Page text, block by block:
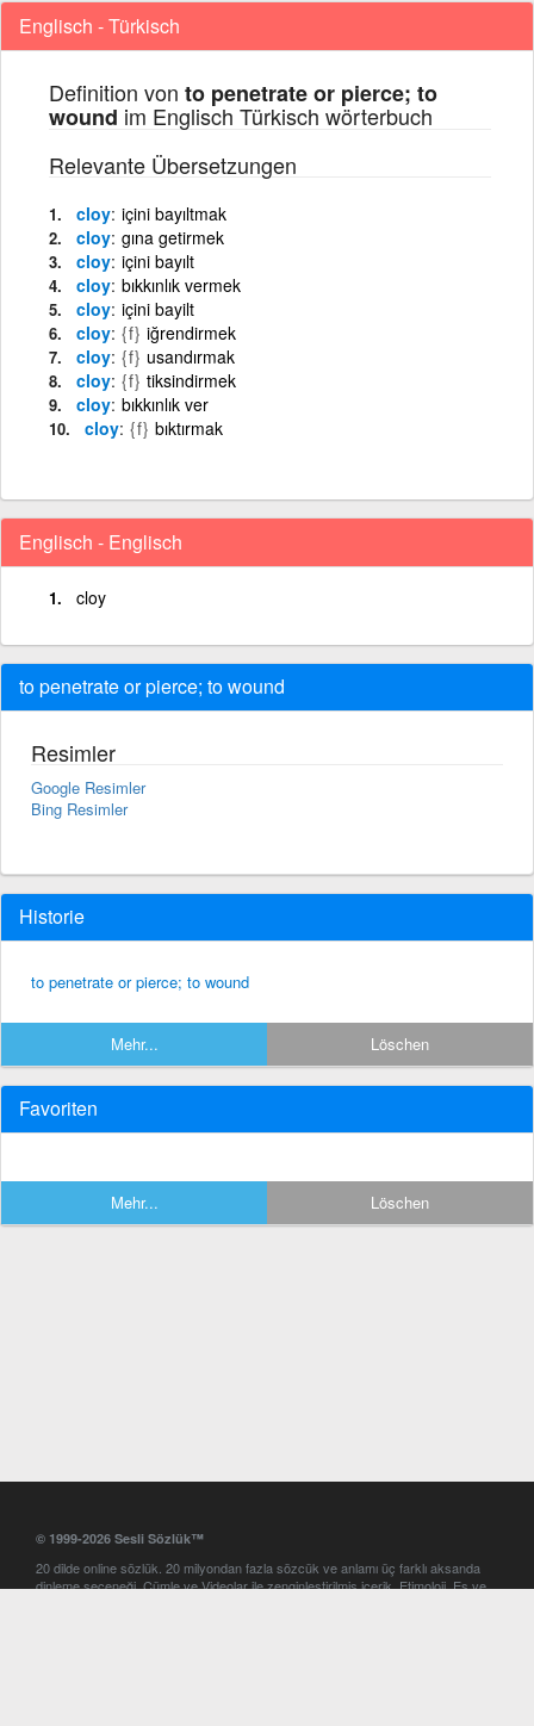
Englisch - Türkisch
Definition von to penetrate or pierce; to
wound im Englisch Türkisch wörterbuch
Relevante Übersetzungen
cloy içini bayıltmak
cloy gına getirmek
cloy içini bayılt
cloy bıkkınlık vermek
cloy içini bayilt
cloy {f} iğrendirmek
cloy {f} usandırmak
cloy {f} tiksindirmek
cloy bıkkınlık ver
cloy {f} bıktırmak
Englisch - Englisch
cloy
to penetrate or pierce; to wound
Resimler
Google Resimler
Bing Resimler
Historie
to penetrate or pierce; to wound
Mehr... Löschen
Favoriten
Mehr... Löschen
© 1999-2026 Sesli Sözlük™
20 dilde online sözlük. 20 milyondan fazla sözcük ve anlamı üç farklı aksanda
dinleme seçeneği. Cümle ve Videolar ile zenginleştirilmiş içerik. Etimoloji, Eş ve